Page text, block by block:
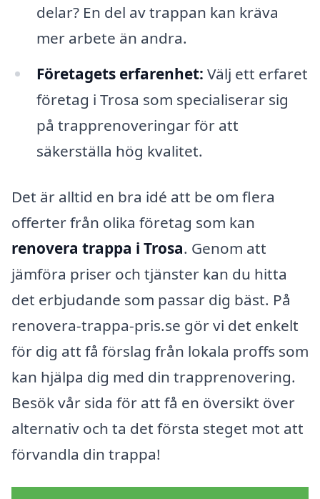
delar? En del av trappan kan kräva
mer arbete än andra.
Företagets erfarenhet: Välj ett erfaret
företag i Trosa som specialiserar sig
på trapprenoveringar för att
säkerställa hög kvalitet.
Det är alltid en bra idé att be om flera
offerter från olika företag som kan
renovera trappa i Trosa. Genom att
jämföra priser och tjänster kan du hitta
det erbjudande som passar dig bäst. På
renovera-trappa-pris.se gör vi det enkelt
för dig att få förslag från lokala proffs som
kan hjälpa dig med din trapprenovering.
Besök vår sida för att få en översikt över
alternativ och ta det första steget mot att
förvandla din trappa!